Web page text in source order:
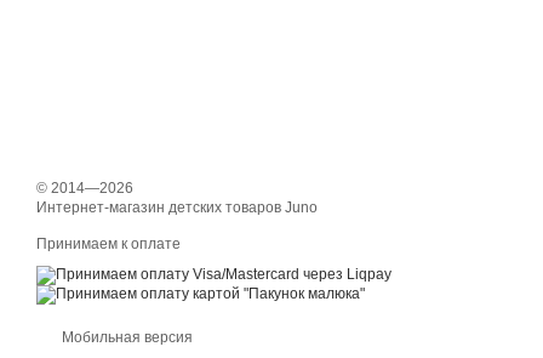
© 2014—2026
Интернет-магазин детских товаров Juno
Принимаем к оплате
Мобильная версия